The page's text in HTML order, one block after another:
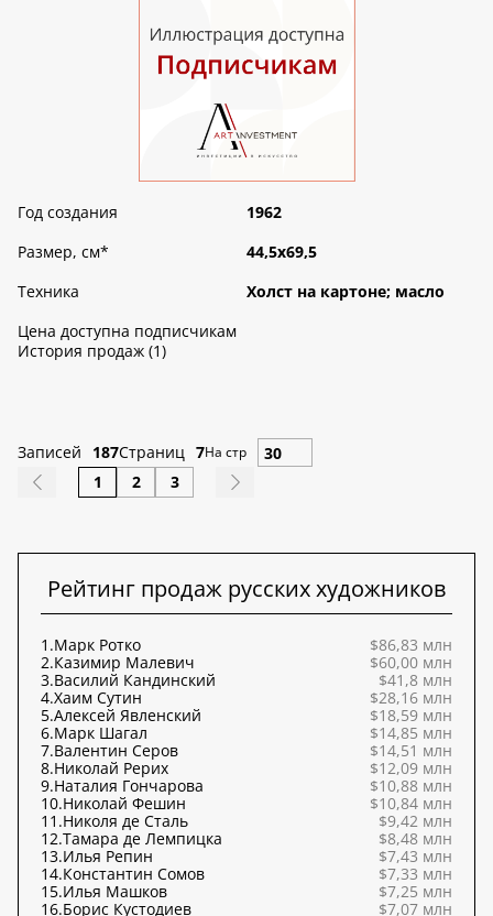
Год создания
1962
Размер, см*
44,5х69,5
Техника
Холст на картоне; масло
Цена доступна подписчикам
История продаж (1)
Записей 187Страниц 7На стр
1 2 3
Рейтинг продаж русских художников
1.Марк Ротко
$86,83 млн
2.Казимир Малевич
$60,00 млн
3.Василий Кандинский
$41,8 млн
4.Хаим Сутин
$28,16 млн
5.Алексей Явленский
$18,59 млн
6.Марк Шагал
$14,85 млн
7.Валентин Серов
$14,51 млн
8.Николай Рерих
$12,09 млн
9.Наталия Гончарова
$10,88 млн
10.Николай Фешин
$10,84 млн
11.Николя де Сталь
$9,42 млн
12.Тамара де Лемпицка
$8,48 млн
13.Илья Репин
$7,43 млн
14.Константин Сомов
$7,33 млн
15.Илья Машков
$7,25 млн
16.Борис Кустодиев $7,07 млн